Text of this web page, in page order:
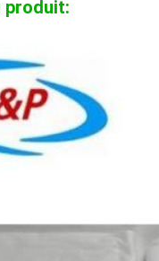
produit: